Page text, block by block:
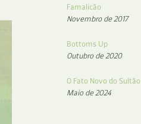
Famalicão
Novembro de 2017
Bottoms Up
Outubro de 2020
O Fato Novo do Sultão
Maio de 2024